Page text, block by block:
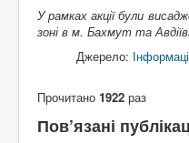
У рамках акції були
зоні в м. Бахмут та
Джерело:
Прочитано 1922 раз
Пов’язані